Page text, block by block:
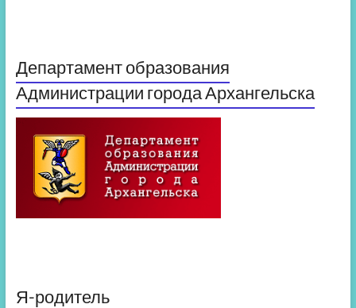
Департамент образования
Администрации города Архангельска
Я-родитель